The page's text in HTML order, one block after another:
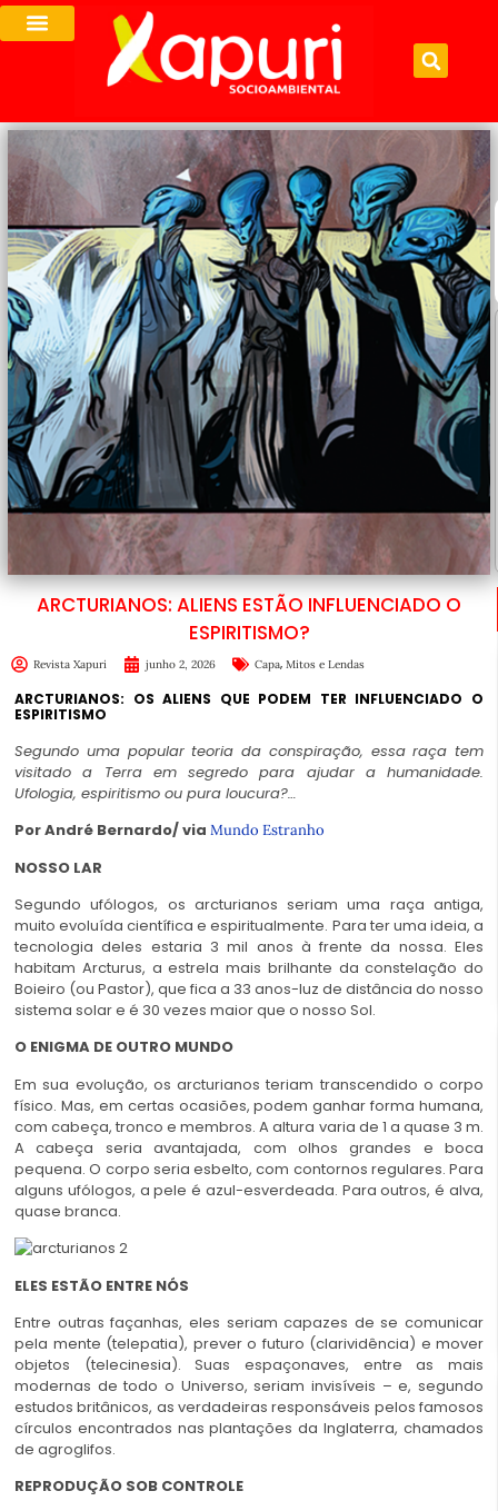
ARCTURIANOS: ALIENS ESTÃO INFLUENCIADO O
ESPIRITISMO?
Revista Xapuri junho 2, 2026 Capa, Mitos e Lendas
ARCTURIANOS: OS ALIENS QUE PODEM TER INFLUENCIADO O
ESPIRITISMO
Segundo uma popular teoria da conspiração, essa raça tem
visitado a Terra em segredo para ajudar a humanidade.
Ufologia, espiritismo ou pura loucura?…
Por André Bernardo/ via Mundo Estranho
NOSSO LAR
Segundo ufólogos, os arcturianos seriam uma raça antiga,
muito evoluída científica e espiritualmente. Para ter uma ideia, a
tecnologia deles estaria 3 mil anos à frente da nossa. Eles
habitam Arcturus, a estrela mais brilhante da constelação do
Boieiro (ou Pastor), que fica a 33 anos-luz de distância do nosso
sistema solar e é 30 vezes maior que o nosso Sol.
O ENIGMA DE OUTRO MUNDO
Em sua evolução, os arcturianos teriam transcendido o corpo
físico. Mas, em certas ocasiões, podem ganhar forma humana,
com cabeça, tronco e membros. A altura varia de 1 a quase 3 m.
A cabeça seria avantajada, com olhos grandes e boca
pequena. O corpo seria esbelto, com contornos regulares. Para
alguns ufólogos, a pele é azul-esverdeada. Para outros, é alva,
quase branca.
ELES ESTÃO ENTRE NÓS
Entre outras façanhas, eles seriam capazes de se comunicar
pela mente (telepatia), prever o futuro (clarividência) e mover
objetos (telecinesia). Suas espaçonaves, entre as mais
modernas de todo o Universo, seriam invisíveis – e, segundo
estudos britânicos, as verdadeiras responsáveis pelos famosos
círculos encontrados nas plantações da Inglaterra, chamados
de agroglifos.
REPRODUÇÃO SOB CONTROLE